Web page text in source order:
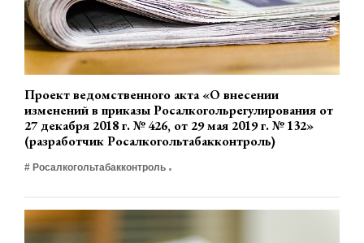
Проект ведомственного акта «О внесении
изменений в приказы Росалкогольрегулирования от
27 декабря 2018 г. № 426, от 29 мая 2019 г. № 132»
(разработчик Росалкогольтабакконтроль)
# Росалкогольтабакконтроль